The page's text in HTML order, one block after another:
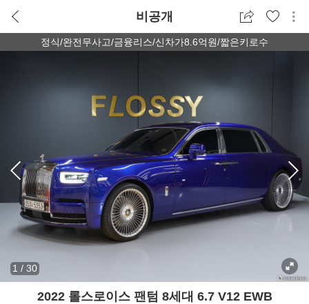
비공개
정식/완전무사고/금융리스/신차가8.6억원/짧은키로수
1 / 30
2022 롤스로이스 팬텀 8세대 6.7 V12 EWB